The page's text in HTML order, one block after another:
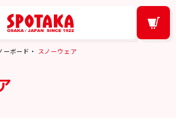
ーボード スノーウェア